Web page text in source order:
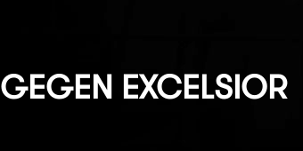
GEGEN EXCELSIOR